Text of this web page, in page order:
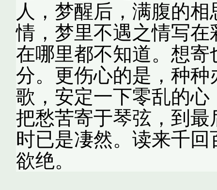
人，梦醒后，满腹的
情，梦里不遇之情写
在哪里都不知道。想
分。更伤心的是，种
歌，安定一下零乱的
把愁苦寄于琴弦，到
时已是凄然。读来千
欲绝。